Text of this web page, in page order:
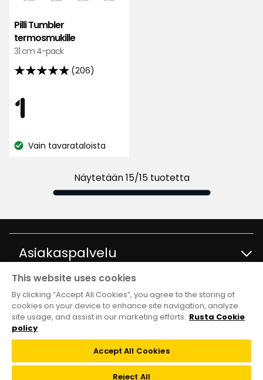
Pilli Tumbler
termosmukille
31 cm 4-pack
(206)
4.9
5:stä,
206
perusteella
Hinta
1
€
KatsoVain tavarataloista
Näytetään 15/15 tuotetta
Asiakaspalvelu
Kysymyksiä ja vastauksia
Tietoja
Tavaratalot ja aukioloajat
Club Rusta
Klubitarjoukset
Verkkokauppa
This website uses cookies
By clicking “Accept All Cookies”, you agree to the storing of
cookies on your device to enhance site navigation, analyze
site usage, and assist in our marketing efforts. Rusta Cookie
policy
Accept All Cookies
Reject All